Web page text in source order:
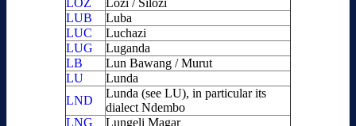
LOZ
Lozi / Silozi
LUB
Luba
LUC
Luchazi
LUG
Luganda
LB
Lun Bawang / Murut
LU
Lunda
LND
Lunda (see LU), in particular its
dialect Ndembo
LNG
Lungeli Magar